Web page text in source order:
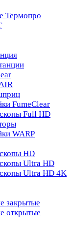
Термопро
FumeClear
Full HD
WARP
HD
Ultra HD
Ultra HD 4K
закрытые
открытые